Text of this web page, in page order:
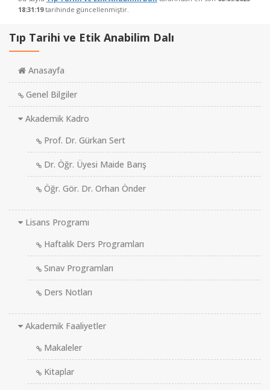
18:31:19tarihinde güncellenmiştir.
Tıp Tarihi ve Etik Anabilim Dalı
Anasayfa
Genel Bilgiler
Akademik Kadro
Prof. Dr. Gürkan Sert
Dr. Öğr. Üyesi Maide Barış
Öğr. Gör. Dr. Orhan Önder
Lisans Programı
Haftalık Ders Programları
Sınav Programları
Ders Notları
Akademik Faaliyetler
Makaleler
Kitaplar